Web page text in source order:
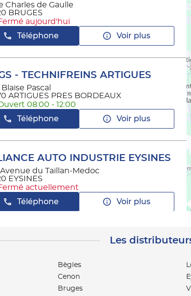
Charles de Gaulle
BRUGES
aujourd'hui
Téléphone
Voir plus
- TECHNIFREINS ARTIGUES
Pascal
ARTIGUES PRES BORDEAUX
08:00 - 12:00
Téléphone
Voir plus
AUTO INDUSTRIE EYSINES
du Taillan-Medoc
EYSINES
actuellement
Téléphone
Voir plus
- AAD PESSAC
Fermé aujourd'hui
Téléphone
Les
Bègles
Cenon
Bruges